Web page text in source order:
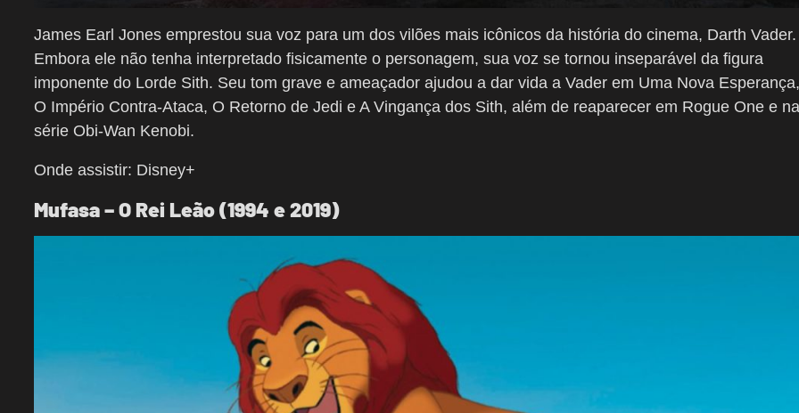
James Earl Jones emprestou sua voz para um dos vilões mais icônicos da história do cinema, Darth Vader.
Embora ele não tenha interpretado fisicamente o personagem, sua voz se tornou inseparável da figura
imponente do Lorde Sith. Seu tom grave e ameaçador ajudou a dar vida a Vader em Uma Nova Esperança,
O Império Contra-Ataca, O Retorno de Jedi e A Vingança dos Sith, além de reaparecer em Rogue One e na
série Obi-Wan Kenobi.
Onde assistir: Disney+
Mufasa – O Rei Leão (1994 e 2019)